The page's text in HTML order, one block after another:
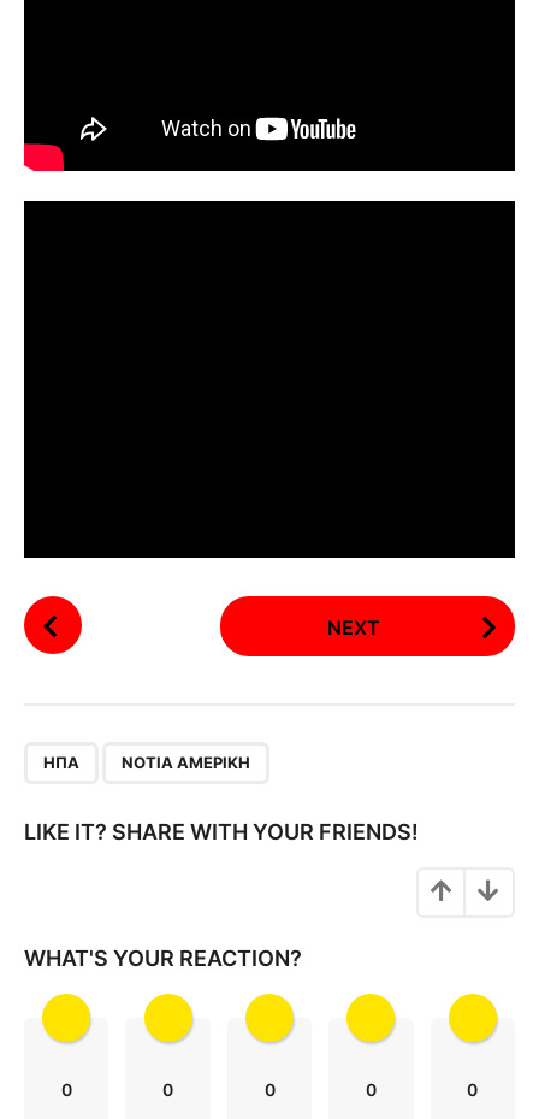
P
o
i
i
NEXT
ΗΠΑ ΝΌΤΙΑ ΑΜΕΡΙΚΉ
LIKE IT? SHARE WITH YOUR FRIENDS!
WHAT'S YOUR REACTION?
0 0 0 0 0